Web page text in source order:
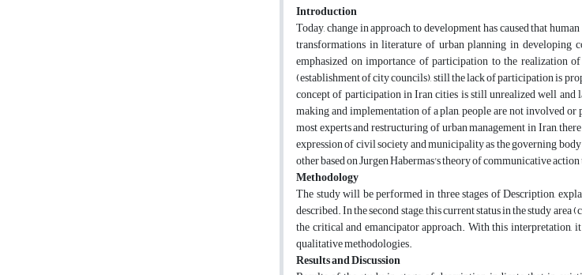
Introduction
Today, change in approach to development has caused that
transformations in literature of urban planning in developing
emphasized on importance of participation to the realization
(establishment of city councils), still the lack of participation is
concept of participation in Iran cities is still unrealized well and
making and implementation of a plan, people are not involved
most experts and restructuring of urban management in Iran,
expression of civil society and municipality as the governing
other based on Jurgen Habermas's theory of communicative
Methodology
The study will be performed in three stages of Description,
described. In the second stage, this current status in the study
the critical and emancipator approach. With this
qualitative methodologies.
Results and Discussion